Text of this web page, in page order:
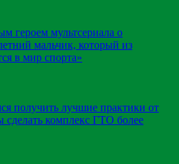
героем мультсериала о
мальчик, который из
в мир спорта»
получить лучшие практики от
сделать комплекс ГТО более